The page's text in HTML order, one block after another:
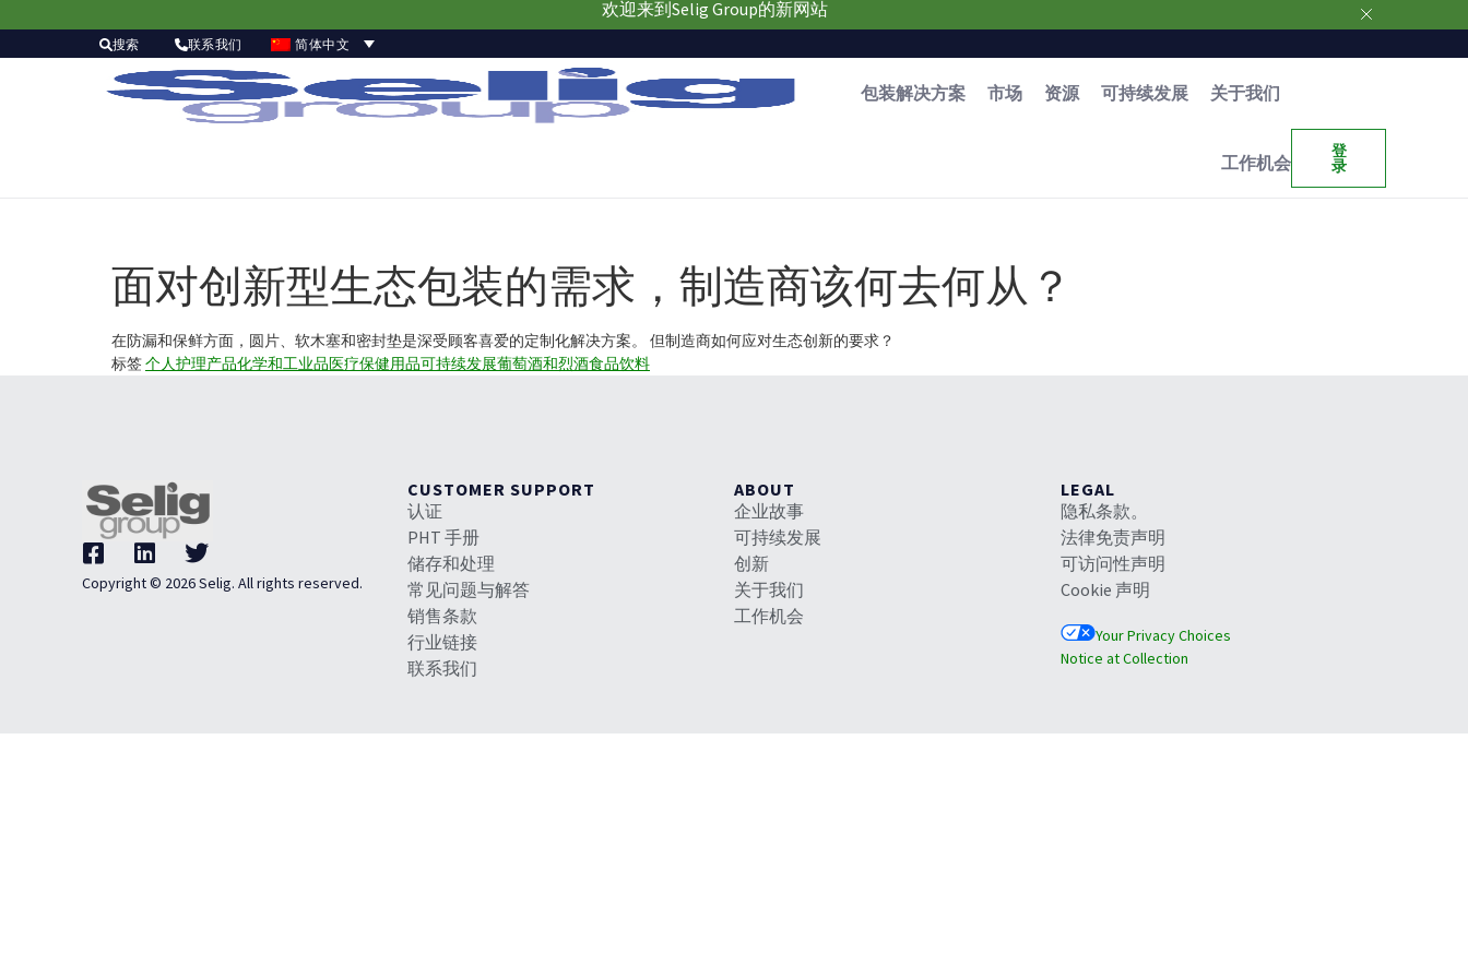
欢迎来到Selig Group的新网站
搜索 联系我们 简体中文
包装解决方案 市场 资源 可持续发展 关于我们
工作机会
登
录
面对创新型生态包装的需求，制造商该何去何从？
在防漏和保鲜方面，圆片、软木塞和密封垫是深受顾客喜爱的定制化解决方案。 但制造商如何应对生态创新的要求？
标签个人护理产品化学和工业品医疗保健用品可持续发展葡萄酒和烈酒食品饮料
Copyright © 2026 Selig. All rights reserved.
CUSTOMER SUPPORT
认证
PHT 手册
储存和处理
常见问题与解答
销售条款
行业链接
联系我们
ABOUT
企业故事
可持续发展
创新
关于我们
工作机会
LEGAL
隐私条款。
法律免责声明
可访问性声明
Cookie 声明
Your Privacy Choices
Notice at Collection